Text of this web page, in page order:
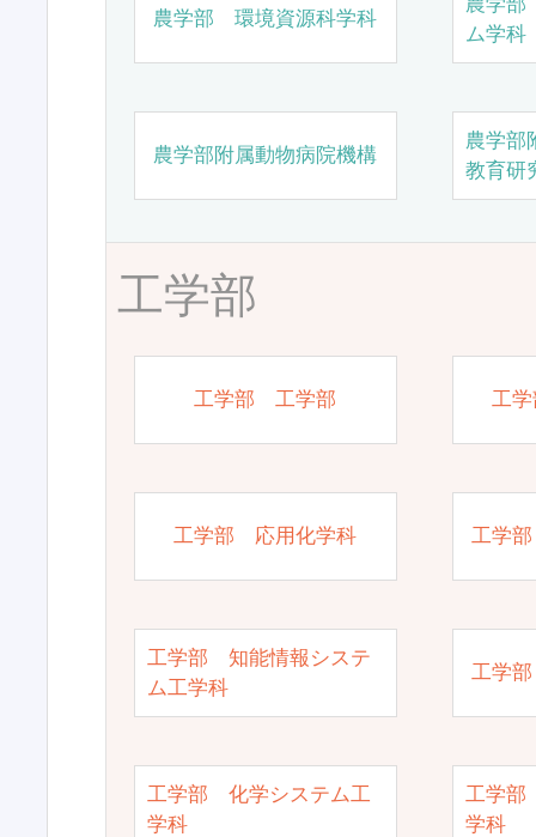
農学部 環境資源科学科
ム学科
農学部附属動物病院機構
農学部
教育研
工学部
工学部 工学部 工
工学部 応用化学科 工学
工学部 知能情報システ
ム工学科
工学
工学部 化学システム工
学科
工学部
学科